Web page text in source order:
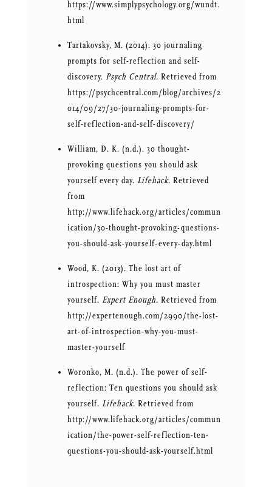
https://www.simplypsychology.org/wundt.
html
Tartakovsky, M. (2014). 30 journaling
prompts for self-reflection and self-
discovery. Psych Central. Retrieved from
https://psychcentral.com/blog/archives/2
014/09/27/30-journaling-prompts-for-
self-reflection-and-self-discovery/
William, D. K. (n.d.). 30 thought-
provoking questions you should ask
yourself every day. Lifehack. Retrieved
from
http://www.lifehack.org/articles/commun
ication/30-thought-provoking-questions-
you-should-ask-yourself-every-day.html
Wood, K. (2013). The lost art of
introspection: Why you must master
yourself. Expert Enough. Retrieved from
http://expertenough.com/2990/the-lost-
art-of-introspection-why-you-must-
master-yourself
Woronko, M. (n.d.). The power of self-
reflection: Ten questions you should ask
yourself. Lifehack. Retrieved from
http://www.lifehack.org/articles/commun
ication/the-power-self-reflection-ten-
questions-you-should-ask-yourself.html